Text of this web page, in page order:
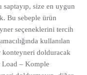
saptayıp, size en uygun
Bu sebeple ürün
seçeneklerini tercih
kullanılan
konteyneri dolduracak
Load – Komple